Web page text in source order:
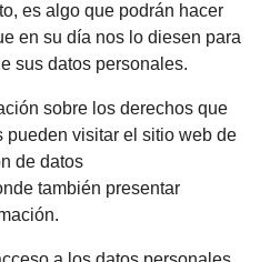
es algo que podrán hacer
en su día nos lo diesen para
sus datos personales.
sobre los derechos que
pueden visitar el sitio web de
de datos
también presentar